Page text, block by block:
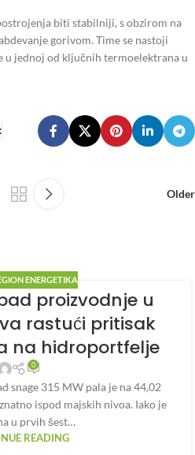
biti stabilniji, s obzirom na
gorivom. Time se nastoji
jednoj od ključnih termoelektrana u
Older
ENERGETIKA
proizvodnje u
rastući pritisak
na hidroportfelje
0
snage 315 MW pala je na 44,02
ispod majskih nivoa. Iako je
u prvih šest…
READING